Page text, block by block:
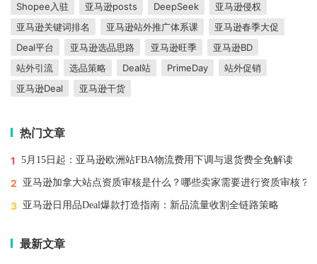
Shopee入驻
亚马逊posts DeepSeek
亚马逊侵权
亚马逊关键词排名
亚马逊站外推广体系课
亚马逊春季大促
Deal平台
亚马逊选品思路 亚马逊旺季
亚马逊BD
站外引流
选品策略 Deal站 PrimeDay
站外促销
亚马逊Deal
亚马逊干货
热门文章
1 5月15日起：亚马逊欧洲站FBA物流费用下调与退货费全免解读
2 亚马逊加拿大站点资质审核是什么？哪些卖家需要进行资质审核？
3 亚马逊日用品Deal爆款打造指南：新品流量收割全链路策略
最新文章